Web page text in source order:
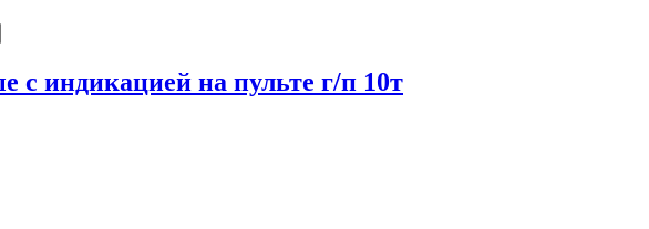
с индикацией на пульте г/п 10т